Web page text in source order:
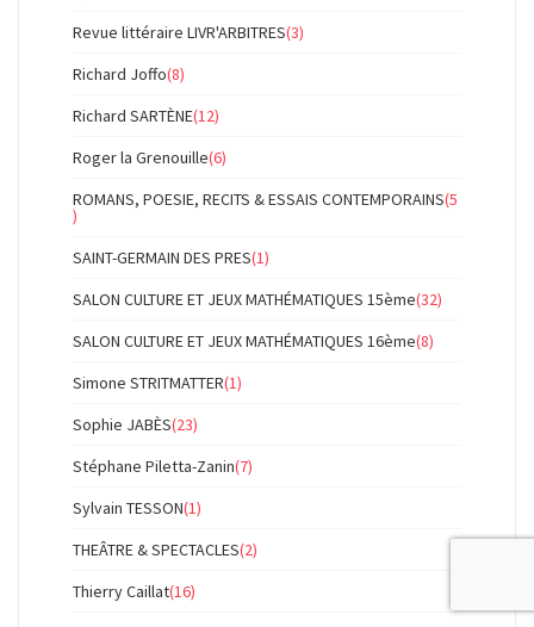
Revue littéraire LIVR'ARBITRES(3)
Richard Joffo(8)
Richard SARTÈNE(12)
Roger la Grenouille(6)
ROMANS, POESIE, RECITS & ESSAIS CONTEMPORAINS(5
)
SAINT-GERMAIN DES PRES(1)
SALON CULTURE ET JEUX MATHÉMATIQUES 15ème(32)
SALON CULTURE ET JEUX MATHÉMATIQUES 16ème(8)
Simone STRITMATTER(1)
Sophie JABÈS(23)
Stéphane Piletta-Zanin(7)
Sylvain TESSON(1)
THEÂTRE & SPECTACLES(2)
Thierry Caillat(16)